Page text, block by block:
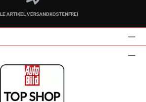
ARTIKEL VERSANDKOSTENFREI